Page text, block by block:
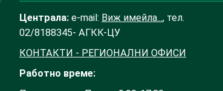
Централа: e-mail: Виж имейла..., тел.
02/8188345- АГКК-ЦУ
КОНТАКТИ - РЕГИОНАЛНИ ОФИСИ
Работно време: